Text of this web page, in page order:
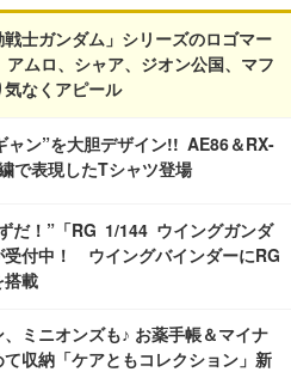
戦士ガンダム」シリーズのロゴマー
ムロ、シャア、ジオン公国、マフ
気なくアピール
ャン”を大胆デザイン!! AE86＆RX-
で表現したTシャツ登場
だ！”「RG 1/144 ウイングガンダ
受付中！ ウイングバインダーにRG
搭載
ミニオンズも♪ お薬手帳＆マイナ
収納「ケアともコレクション」新